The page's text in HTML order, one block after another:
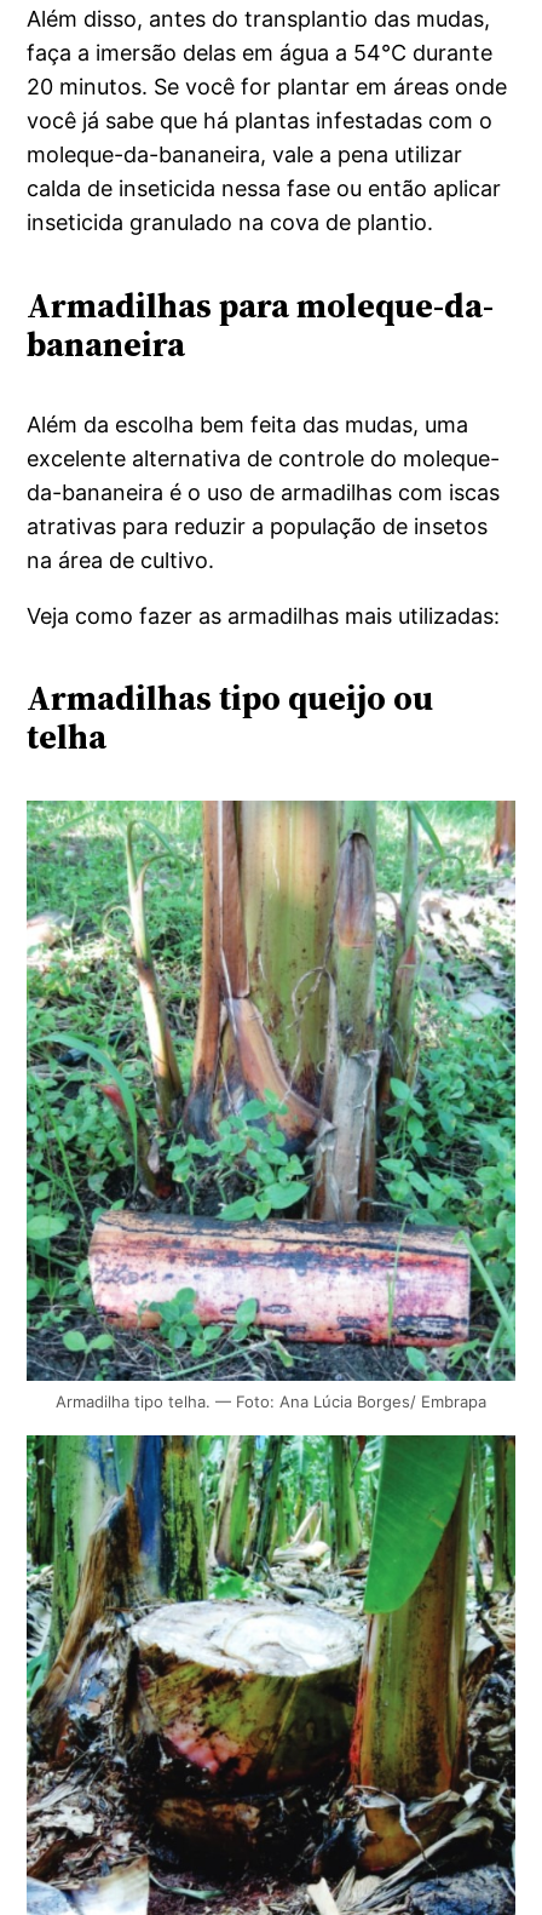
Além disso, antes do transplantio das mudas,
faça a imersão delas em água a 54°C durante
20 minutos. Se você for plantar em áreas onde
você já sabe que há plantas infestadas com o
moleque-da-bananeira, vale a pena utilizar
calda de inseticida nessa fase ou então aplicar
inseticida granulado na cova de plantio.
Armadilhas para moleque-da-
bananeira
Além da escolha bem feita das mudas, uma
excelente alternativa de controle do moleque-
da-bananeira é o uso de armadilhas com iscas
atrativas para reduzir a população de insetos
na área de cultivo.
Veja como fazer as armadilhas mais utilizadas:
Armadilhas tipo queijo ou
telha
Armadilha tipo telha. — Foto: Ana Lúcia Borges/ Embrapa